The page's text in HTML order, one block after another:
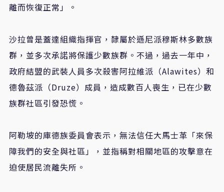
離而恢復正常」。
沙拉曾是蓋達組織指揮官，隸屬於遜尼派穆斯林多數族
群，並多次承諾將保護少數族群。不過，過去一年中，
政府結盟的武裝人員多次殺害阿拉維派（Alawites）和
德魯茲派（Druze）成員，造成數百人喪生，已在少數
族群社區引發恐慌。
阿勒坡的庫德族委員會表示，無法信任大馬士革「來保
障我們的安全與社區」，並指稱對相關地區的攻擊意在
迫使居民流離失所。